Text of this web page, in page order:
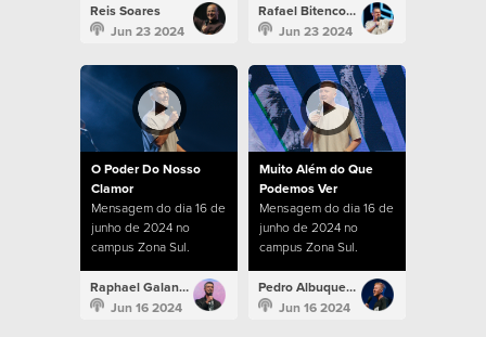
Reis Soares
Jun 23 2024
Rafael Bitencourt
Jun 23 2024
O Poder Do Nosso
Clamor
Mensagem do dia 16 de
junho de 2024 no
campus Zona Sul.
Raphael Galante
Jun 16 2024
Muito Além do Que
Podemos Ver
Mensagem do dia 16 de
junho de 2024 no
campus Zona Sul.
Pedro Albuquerque
Jun 16 2024